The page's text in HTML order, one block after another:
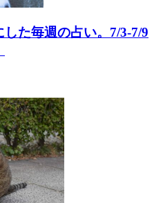
た毎週の占い。7/3-7/9